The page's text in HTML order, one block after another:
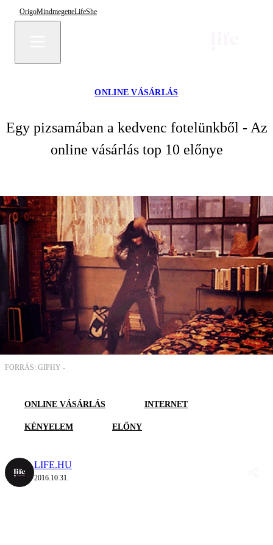
OrigoMindmegetteLifeShe
ONLINE VÁSÁRLÁS
Egy pizsamában a kedvenc fotelünkből - Az
online vásárlás top 10 előnye
FORRÁS: GIPHY -
ONLINE VÁSÁRLÁS INTERNET
KÉNYELEM ELŐNY
LIFE.HU
2016.10.31.